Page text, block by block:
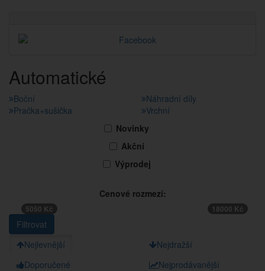
Automatické
Boční
Náhradní díly
Pračka+sušička
Vrchní
Novinky
Akční
Výprodej
Cenové rozmezí:
5050 Kč 18000 Kč
Nejlevnější
Nejdražší
Doporučené
Nejprodávanější